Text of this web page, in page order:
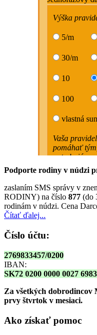
Podporte rodiny v núdzi
zaslaním SMS správy v
RODINY) na číslo 877 (do
rodinám v núdzi. Cena
Čítať ďalej...
Číslo účtu:
2769833457/0200
IBAN:
SK72 0200 0000 0027
Za všetkých dobrodincov
prvy štvrtok v mesiaci.
Ako získať pomoc